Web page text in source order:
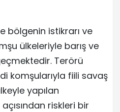
bölgenin istikrarı ve
ülkeleriyle barış ve
Terörü
komşularıyla fiili savaş
yapılan
riskleri bir